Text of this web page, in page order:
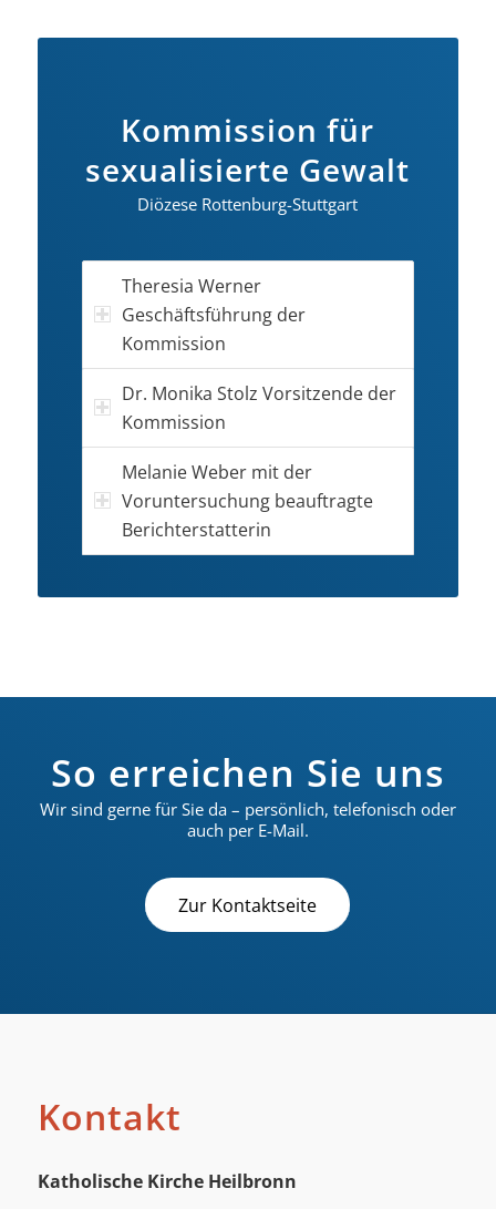
Kommission für
sexualisierte Gewalt
Diözese Rottenburg-Stuttgart
Theresia Werner
Geschäftsführung der
Kommission
Dr. Monika Stolz Vorsitzende der
Kommission
Melanie Weber mit der
Voruntersuchung beauftragte
Berichterstatterin
So erreichen Sie uns
Wir sind gerne für Sie da – persönlich, telefonisch oder
auch per E-Mail.
Zur Kontaktseite
Kontakt
Katholische Kirche Heilbronn